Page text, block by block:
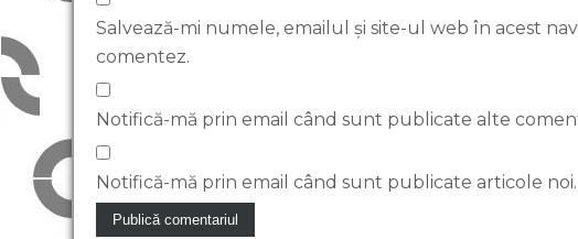
Salvează-mi numele, emailul și site-ul web în acest
comentez.
Notifică-mă prin email când sunt publicate alte
Notifică-mă prin email când sunt publicate articole noi.